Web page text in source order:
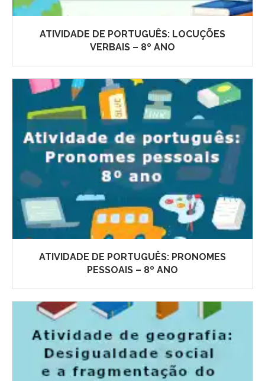
ATIVIDADE DE PORTUGUÊS: LOCUÇÕES
VERBAIS – 8º ANO
ATIVIDADE DE PORTUGUÊS: PRONOMES
PESSOAIS – 8º ANO